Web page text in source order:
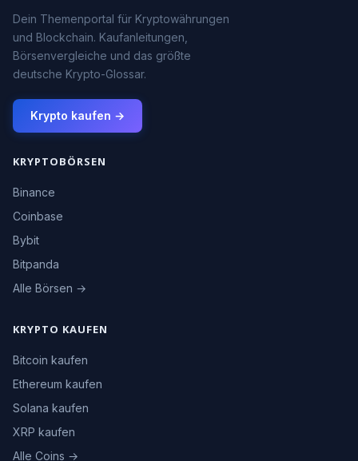
Dein Themenportal für Kryptowährungen
und Blockchain. Kaufanleitungen,
Börsenvergleiche und das größte
deutsche Krypto-Glossar.
Krypto kaufen →
KRYPTOBÖRSEN
Binance
Coinbase
Bybit
Bitpanda
Alle Börsen →
KRYPTO KAUFEN
Bitcoin kaufen
Ethereum kaufen
Solana kaufen
XRP kaufen
Alle Coins →